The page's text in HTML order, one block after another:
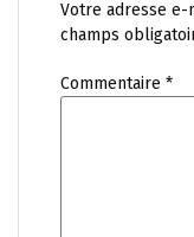
Votre adresse e-
champs
Commentaire *